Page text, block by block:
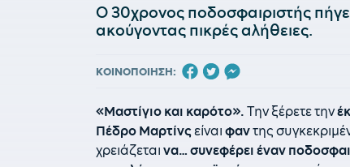
Ο 30χρονος ποδοσφαιριστής
ακούγοντας πικρές αλήθειες.
ΚΟΙΝΟΠΟΙΗΣΗ:
«Μαστίγιο και καρότο». Την ξέρετε την
Πέδρο Μαρτίνςείναι φαντης
χρειάζεται να… συνεφέρει έναν